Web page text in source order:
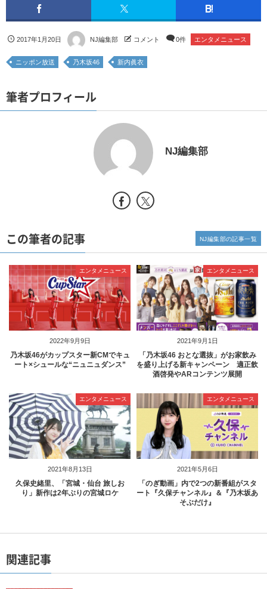
2017年1月20日 NJ編集部 コメント 0件 エンタメニュース
ニッポン放送 乃木坂46 新内眞衣
筆者プロフィール
NJ編集部
この筆者の記事
2022年9月9日
エンタメニュース
乃木坂46がカップスター新CMでキュ
ート×シュールな“ニュニュダンス”
2021年9月1日
エンタメニュース
「乃木坂46 おとな選抜」がお家飲み
を盛り上げる新キャンペーン 適正飲
酒啓発やARコンテンツ展開
2021年8月13日
エンタメニュース
久保史緒里、「宮城・仙台 旅しお
り」新作は2年ぶりの宮城ロケ
2021年5月6日
エンタメニュース
「のぎ動画」内で2つの新番組がスタ
ート『久保チャンネル』＆『乃木坂あ
そぶだけ』
NJ編集部の記事一覧
関連記事